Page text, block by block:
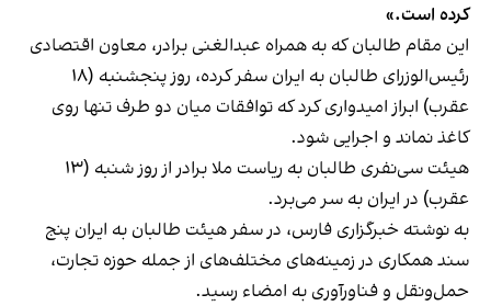
کرده است.»
این مقام طالبان که به همراه عبدالغنی برادر، معاون اقتصادی
رئیس‌الوزرای طالبان به ایران سفر کرده، روز پنجشنبه (۱۸
عقرب) ابراز امیدواری کرد که توافقات میان دو طرف تنها روی
کاغذ نماند و اجرایی شود.
هیئت سی‌نفری طالبان به ریاست ملا برادر از روز شنبه (۱۳
عقرب) در ایران به سر می‌برد.
به نوشته خبرگزاری فارس، در سفر هیئت طالبان به ایران پنج
سند همکاری در زمینه‌های مختلف‌های از جمله حوزه تجارت،
حمل‌ونقل و فناورآوری به امضاء رسید.